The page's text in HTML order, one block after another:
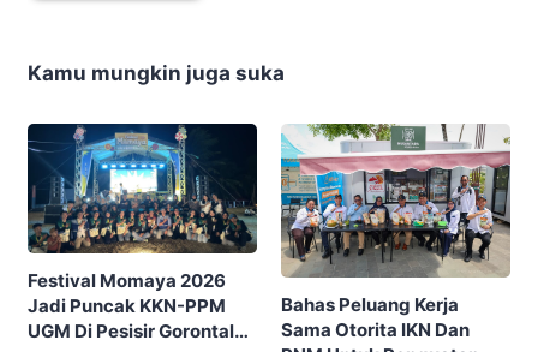
Kamu mungkin juga suka
Festival Momaya 2026
Jadi Puncak KKN-PPM
UGM Di Pesisir Gorontalo,
Bahas Peluang Kerja
Sama Otorita IKN Dan